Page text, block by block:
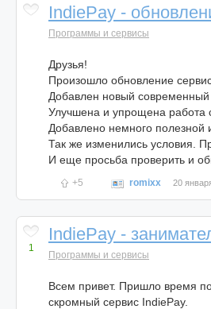
IndiePay -
Программы и сервисы
Друзья!
Произошло обновление
Добавлен новый современный
Улучшена и упрощена работа
Добавлено немного полезной
Так же изменились условия.
И еще просьба проверить и
+5 romixx 20
IndiePay -
1
Программы и сервисы
Всем привет. Пришло время
скромный сервис IndiePay.